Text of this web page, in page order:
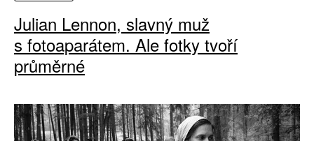
Julian Lennon, slavný muž
s fotoaparátem. Ale fotky tvoří
průměrné